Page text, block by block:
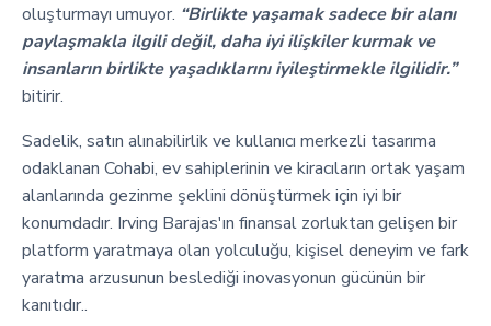
oluşturmayı umuyor. “Birlikte yaşamak sadece bir alanı
paylaşmakla ilgili değil, daha iyi ilişkiler kurmak ve
insanların birlikte yaşadıklarını iyileştirmekle ilgilidir.”
bitirir.
Sadelik, satın alınabilirlik ve kullanıcı merkezli tasarıma
odaklanan Cohabi, ev sahiplerinin ve kiracıların ortak yaşam
alanlarında gezinme şeklini dönüştürmek için iyi bir
konumdadır. Irving Barajas'ın finansal zorluktan gelişen bir
platform yaratmaya olan yolculuğu, kişisel deneyim ve fark
yaratma arzusunun beslediği inovasyonun gücünün bir
kanıtıdır..